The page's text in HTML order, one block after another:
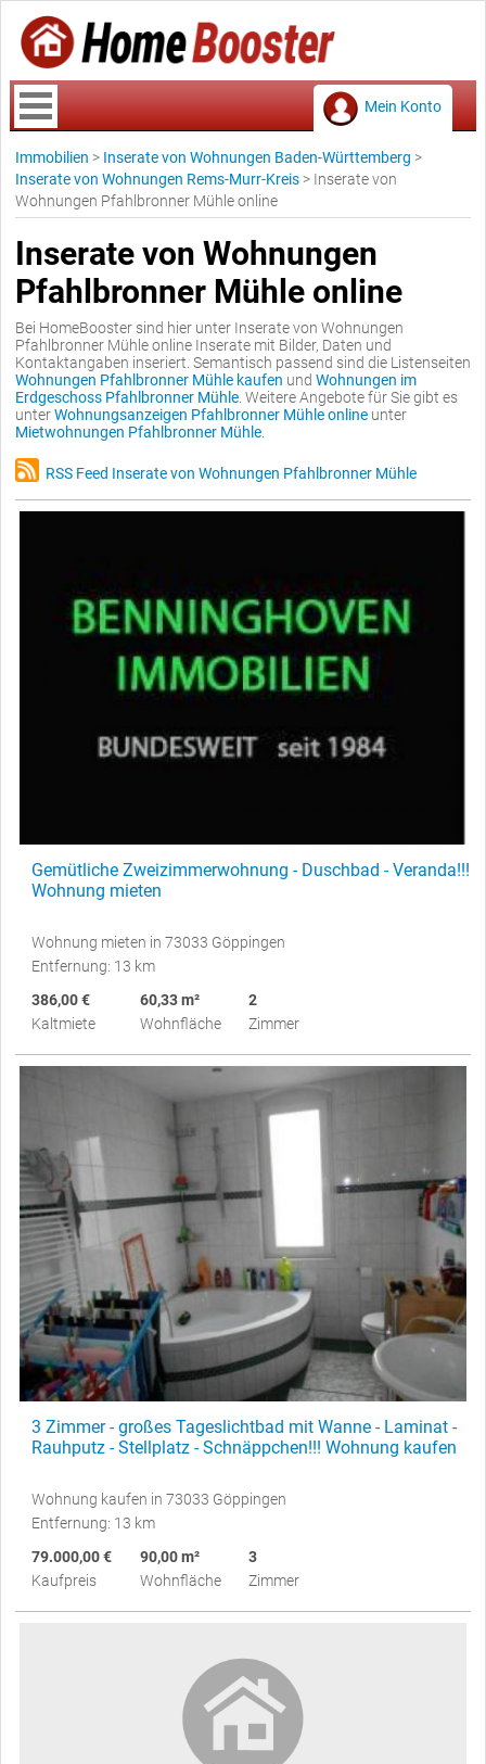
Mein Konto
Immobilien > Inserate von Wohnungen Baden-Württemberg >
Inserate von Wohnungen Rems-Murr-Kreis > Inserate von
Wohnungen Pfahlbronner Mühle online
Inserate von Wohnungen
Pfahlbronner Mühle online
Bei HomeBooster sind hier unter Inserate von Wohnungen
Pfahlbronner Mühle online Inserate mit Bilder, Daten und
Kontaktangaben inseriert. Semantisch passend sind die Listenseiten
Wohnungen Pfahlbronner Mühle kaufen und Wohnungen im
Erdgeschoss Pfahlbronner Mühle . Weitere Angebote für Sie gibt es
unterWohnungsanzeigen Pfahlbronner Mühle online unter
Mietwohnungen Pfahlbronner Mühle
RSS Feed Inserate von Wohnungen Pfahlbronner Mühle
Gemütliche Zweizimmerwohnung - Duschbad - Veranda!!!
Wohnung mieten
Wohnung mieten in 73033 Göppingen
Entfernung: 13 km
386,00 €
Kaltmiete
60,33 m²
Wohnfläche
2
Zimmer
3 Zimmer - großes Tageslichtbad mit Wanne - Laminat -
Rauhputz - Stellplatz - Schnäppchen!!! Wohnung kaufen
Wohnung kaufen in 73033 Göppingen
Entfernung: 13 km
79.000,00 €
Kaufpreis
90,00 m²
Wohnfläche
3
Zimmer